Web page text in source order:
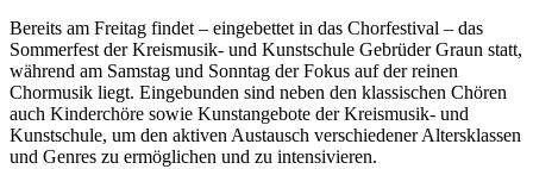
Bereits am Freitag findet – eingebettet in das Chorfestival – das
Sommerfest der Kreismusik- und Kunstschule Gebrüder Graun statt,
während am Samstag und Sonntag der Fokus auf der reinen
Chormusik liegt. Eingebunden sind neben den klassischen Chören
auch Kinderchöre sowie Kunstangebote der Kreismusik- und
Kunstschule, um den aktiven Austausch verschiedener Altersklassen
und Genres zu ermöglichen und zu intensivieren.